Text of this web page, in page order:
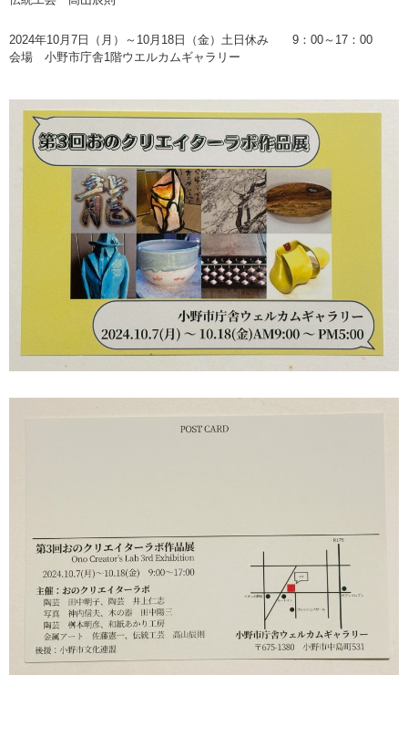
2024年10月7日（月）～10月18日（金）土日休み 9：00～17：00
会場 小野市庁舎1階ウエルカムギャラリー